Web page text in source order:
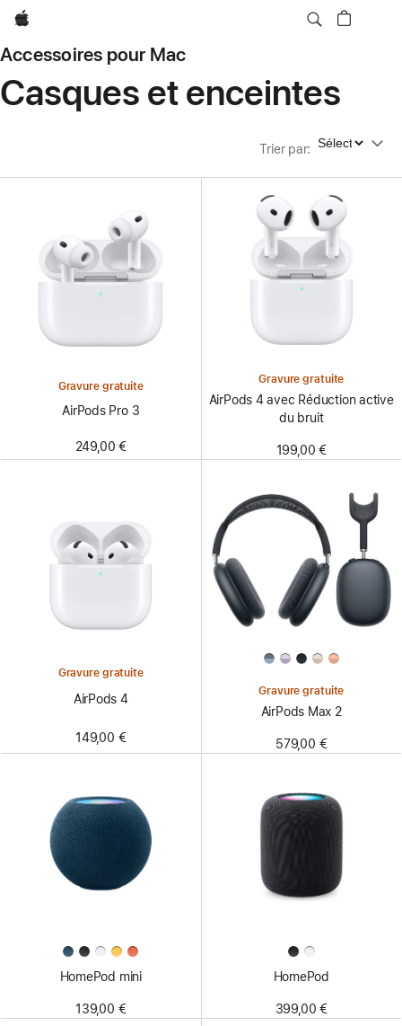
Apple
Accessoires pour Mac
Casques et enceintes
Trier par: Trier par
Gravure gratuite
AirPods Pro 3
249,00 €
Gravure gratuite
AirPods 4 avec Réduction active
du bruit
199,00 €
Gravure gratuite
AirPods 4
149,00 €
Gravure gratuite
AirPods Max 2
579,00 €
HomePod mini
139,00 €
HomePod
399,00 €